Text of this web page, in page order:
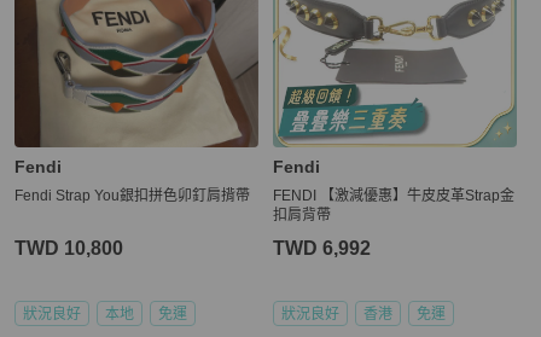
Fendi
Fendi Strap You銀扣拼色卯釘肩揹帶
TWD 10,800
狀況良好 本地 免運
Fendi
FENDI 【激減優惠】牛皮皮革Strap金
扣肩背帶
TWD 6,992
狀況良好 香港 免運